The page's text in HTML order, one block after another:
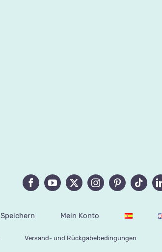
Speichern Mein Konto
Versand- und Rückgabebedingungen